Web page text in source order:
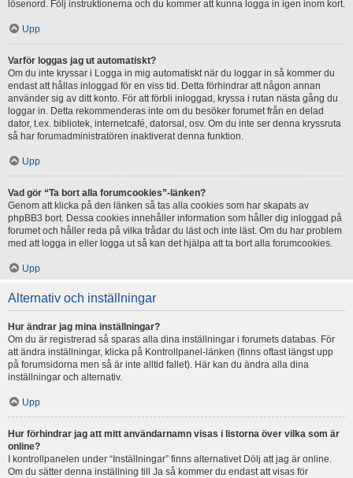
lösenord. Följ instruktionerna och du kommer att kunna logga in igen inom kort.
Upp
Varför loggas jag ut automatiskt?
Om du inte kryssar i Logga in mig automatiskt när du loggar in så kommer du
endast att hållas inloggad för en viss tid. Detta förhindrar att någon annan
använder sig av ditt konto. För att förbli inloggad, kryssa i rutan nästa gång du
loggar in. Detta rekommenderas inte om du besöker forumet från en delad
dator, t.ex. bibliotek, internetcafé, datorsal, osv. Om du inte ser denna kryssruta
så har forumadministratören inaktiverat denna funktion.
Upp
Vad gör “Ta bort alla forumcookies”-länken?
Genom att klicka på den länken så tas alla cookies som har skapats av
phpBB3 bort. Dessa cookies innehåller information som håller dig inloggad på
forumet och håller reda på vilka trådar du läst och inte läst. Om du har problem
med att logga in eller logga ut så kan det hjälpa att ta bort alla forumcookies.
Upp
Alternativ och inställningar
Hur ändrar jag mina inställningar?
Om du är registrerad så sparas alla dina inställningar i forumets databas. För
att ändra inställningar, klicka på Kontrollpanel-länken (finns oftast längst upp
på forumsidorna men så är inte alltid fallet). Här kan du ändra alla dina
inställningar och alternativ.
Upp
Hur förhindrar jag att mitt användarnamn visas i listorna över vilka som är
online?
I kontrollpanelen under “Inställningar” finns alternativet Dölj att jag är online.
Om du sätter denna inställning till Ja så kommer du endast att visas för